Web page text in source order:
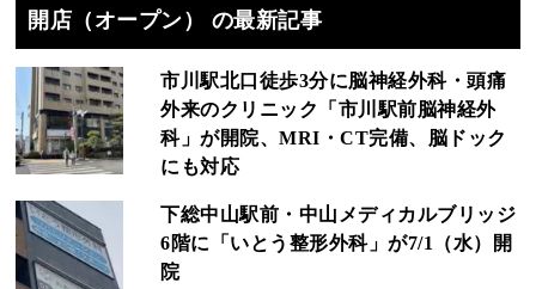
開店（オープン） の最新記事
市川駅北口徒歩3分に脳神経外科・頭痛
外来のクリニック「市川駅前脳神経外
科」が開院、MRI・CT完備、脳ドック
にも対応
下総中山駅前・中山メディカルブリッジ
6階に「いとう整形外科」が7/1（水）開
院